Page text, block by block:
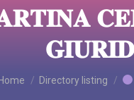
are here:
Home Directory listing